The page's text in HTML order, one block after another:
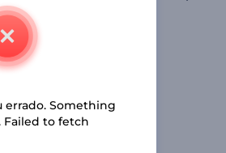
errado. Something
to fetch